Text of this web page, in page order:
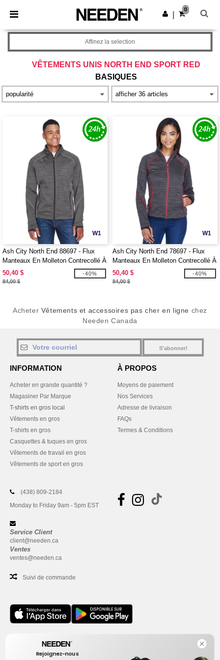
× Appli Needen
Meilleurs prix sur l’app !
Obtenir l'appli
0
VÊTEMENTS UNIS NORTH END SPORT RED
BASIQUES
Affinez la selection
W1
Ash City North End 88697 - Flux
Manteaux En Molleton Contrecollé À
Motif Mélangé Pour Homme
50,40 $
84,00 $
-40%
W1
Ash City North End 78697 - Flux
Manteaux En Molleton Contrecollé À
Motif Mélangé Pour Femme
50,40 $
84,00 $
-40%
Acheter Vêtements et accessoires pas cher en ligne chez
Needen Canada
S'abonner!
INFORMATION
Acheter en grande quantité ?
Magasiner Par Marque
T-shirts en gros local
Vêtements en gros
T-shirts en gros
Casquettes & tuques en gros
Vêtements de travail en gros
Vêtements de sport en gros
À PROPOS
Moyens de paiement
Nos Services
Adresse de livraison
FAQs
Termes & Conditions
(438) 809-2184
Monday to Friday 9am - 5pm EST
Service Client
client@needen.ca
Ventes
ventes@needen.ca
Suivi de commande
Bureau
One Dundas Street West Suite 2500
Rejoignez-nous